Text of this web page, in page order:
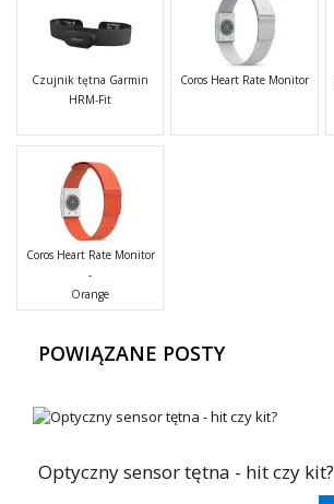
Czujnik tętna Garmin
HRM-Fit
Coros Heart Rate Monitor
Coros Heart Rate Monitor
-
Orange
POWIĄZANE POSTY
Optyczny sensor tętna - hit czy kit?